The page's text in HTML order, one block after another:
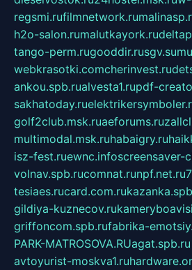
regsmi.rufilmnetwork.ru
h2o-salon.rumalutkayork.ru
tango-perm.rugooddir.rusgv.su
webkrasotki.comcherinvest.ru
ankou.spb.rualvesta1.rupdf-
sakhatoday.ru
golf2club.msk.ruaeforums.ru
multimodal.msk.ruhabaigry.ru
isz-fest.ruewnc.infoscreensaver-
volnav.spb.rucomnat.runpf.net.ru
tesiaes.rucard.com.ru
gildiya-kuznecov.ru
griffoncom.spb.rufabrika-
PARK-MATROSOVA.RUagat.spb.ru
avtoyurist-moskva1.ru